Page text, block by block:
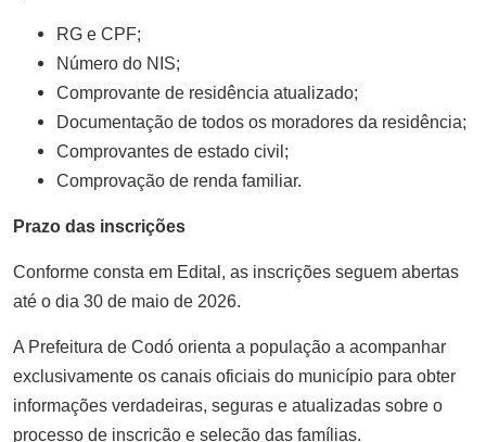
RG e CPF;
Número do NIS;
Comprovante de residência atualizado;
Documentação de todos os moradores da residência;
Comprovantes de estado civil;
Comprovação de renda familiar.
Prazo das inscrições
Conforme consta em Edital, as inscrições seguem abertas
até o dia 30 de maio de 2026.
A Prefeitura de Codó orienta a população a acompanhar
exclusivamente os canais oficiais do município para obter
informações verdadeiras, seguras e atualizadas sobre o
processo de inscrição e seleção das famílias.